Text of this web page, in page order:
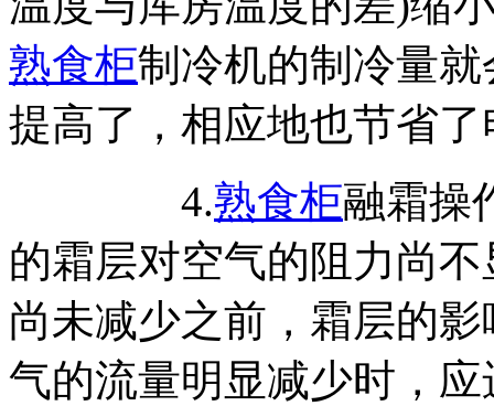
熟食柜制冷机的制冷量
提高了，相应地也节省了
4.熟食柜融霜操
的霜层对空气的阻力尚
尚未减少之前，霜层的
气的流量明显减少时，